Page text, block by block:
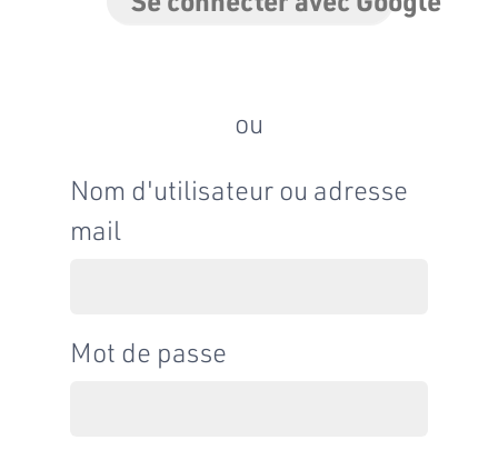
ou
Nom d'utilisateur ou adresse
mail
Mot de passe